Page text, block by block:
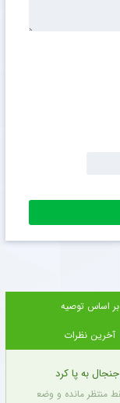
بر اساس توصیه
آخرین نظرات
به پا کرد
منتظر مانده و وضعیت